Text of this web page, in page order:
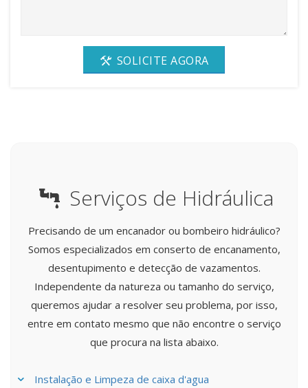
SOLICITE AGORA
Serviços de Hidráulica
Precisando de um encanador ou bombeiro hidráulico?
Somos especializados em conserto de encanamento,
desentupimento e detecção de vazamentos.
Independente da natureza ou tamanho do serviço,
queremos ajudar a resolver seu problema, por isso,
entre em contato mesmo que não encontre o serviço
que procura na lista abaixo.
Instalação e Limpeza de caixa d'agua